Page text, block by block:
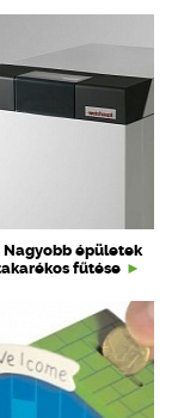
Nagyobb épületek
fűtése